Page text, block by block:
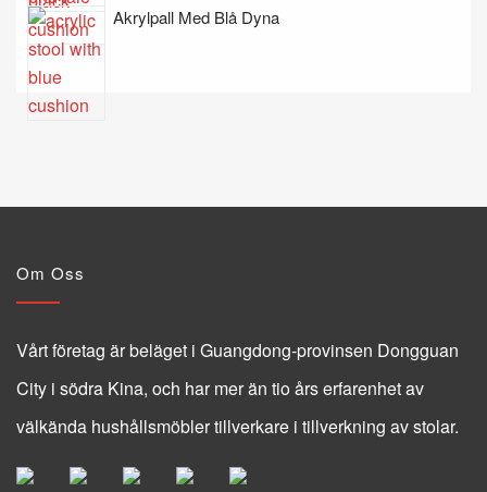
Akrylpall Med Blå Dyna
Om Oss
Vårt företag är beläget i Guangdong-provinsen Dongguan
City i södra Kina, och har mer än tio års erfarenhet av
välkända hushållsmöbler tillverkare i tillverkning av stolar.